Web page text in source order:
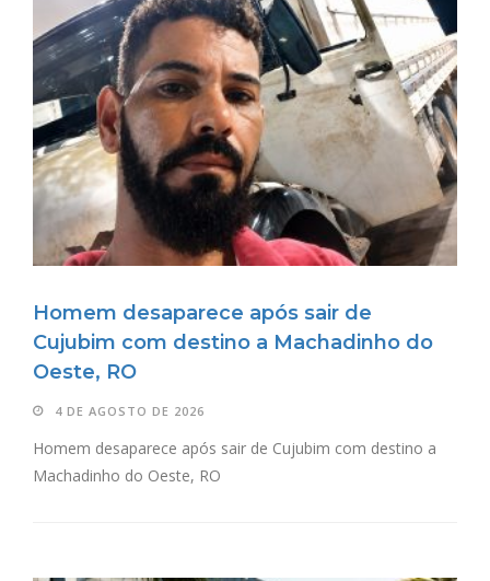
Homem desaparece após sair de
Cujubim com destino a Machadinho do
Oeste, RO
4 DE AGOSTO DE 2026
Homem desaparece após sair de Cujubim com destino a
Machadinho do Oeste, RO